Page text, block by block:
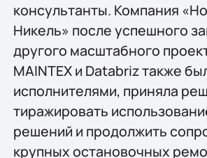
консультанты. Компания
Никель» после успешного
другого масштабного
MAINTEX и Databriz также
исполнителями, приняла
тиражировать
решений и продолжить
крупных остановочных